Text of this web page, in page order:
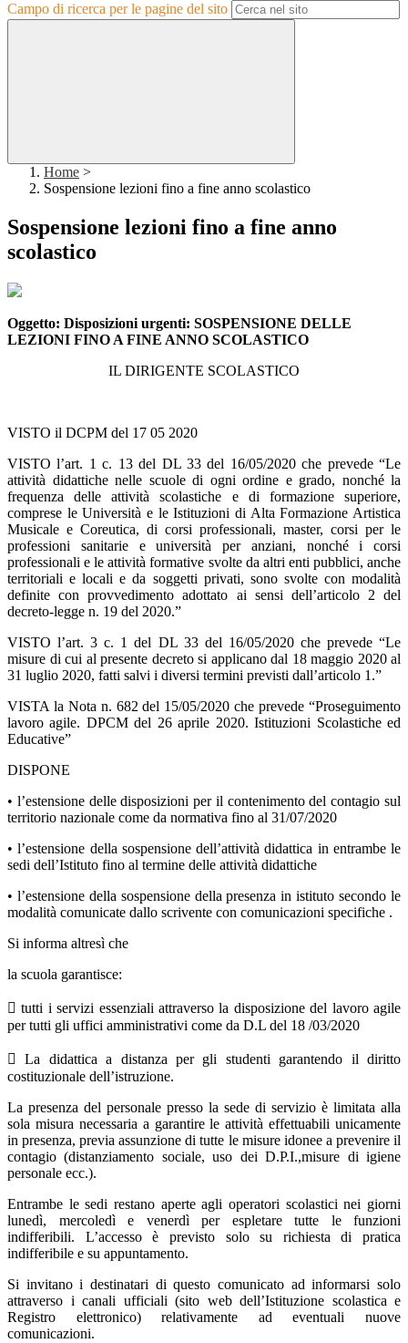
Campo di ricerca per le pagine del sito
Home >
Sospensione lezioni fino a fine anno scolastico
Sospensione lezioni fino a fine anno
scolastico
Oggetto: Disposizioni urgenti: SOSPENSIONE DELLE
LEZIONI FINO A FINE ANNO SCOLASTICO
IL DIRIGENTE SCOLASTICO
VISTO il DCPM del 17 05 2020
VISTO l’art. 1 c. 13 del DL 33 del 16/05/2020 che prevede “Le
attività didattiche nelle scuole di ogni ordine e grado, nonché la
frequenza delle attività scolastiche e di formazione superiore,
comprese le Università e le Istituzioni di Alta Formazione Artistica
Musicale e Coreutica, di corsi professionali, master, corsi per le
professioni sanitarie e università per anziani, nonché i corsi
professionali e le attività formative svolte da altri enti pubblici, anche
territoriali e locali e da soggetti privati, sono svolte con modalità
definite con provvedimento adottato ai sensi dell’articolo 2 del
decreto-legge n. 19 del 2020.”
VISTO l’art. 3 c. 1 del DL 33 del 16/05/2020 che prevede “Le
misure di cui al presente decreto si applicano dal 18 maggio 2020 al
31 luglio 2020, fatti salvi i diversi termini previsti dall’articolo 1.”
VISTA la Nota n. 682 del 15/05/2020 che prevede “Proseguimento
lavoro agile. DPCM del 26 aprile 2020. Istituzioni Scolastiche ed
Educative”
DISPONE
• l’estensione delle disposizioni per il contenimento del contagio sul
territorio nazionale come da normativa fino al 31/07/2020
• l’estensione della sospensione dell’attività didattica in entrambe le
sedi dell’Istituto fino al termine delle attività didattiche
• l’estensione della sospensione della presenza in istituto secondo le
modalità comunicate dallo scrivente con comunicazioni specifiche .
Si informa altresì che
la scuola garantisce:
 tutti i servizi essenziali attraverso la disposizione del lavoro agile
per tutti gli uffici amministrativi come da D.L del 18 /03/2020
 La didattica a distanza per gli studenti garantendo il diritto
costituzionale dell’istruzione.
La presenza del personale presso la sede di servizio è limitata alla
sola misura necessaria a garantire le attività effettuabili unicamente
in presenza, previa assunzione di tutte le misure idonee a prevenire il
contagio (distanziamento sociale, uso dei D.P.I.,misure di igiene
personale ecc.).
Entrambe le sedi restano aperte agli operatori scolastici nei giorni
lunedì, mercoledì e venerdì per espletare tutte le funzioni
indifferibili. L’accesso è previsto solo su richiesta di pratica
indifferibile e su appuntamento.
Si invitano i destinatari di questo comunicato ad informarsi solo
attraverso i canali ufficiali (sito web dell’Istituzione scolastica e
Registro elettronico) relativamente ad eventuali nuove
comunicazioni.